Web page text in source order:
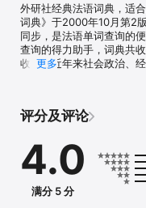
外研社经典法语词典，适
词典》于2000年10月第2
同步，是法语单词查询的
查询的得力助手，词典共
收录了近年来社会政治、
有保障！（版权所有，盗版
词典特色：
（1）官方正版：它是由
（2）四万余词条：除基
外贸、法律、科学、技术
（3）快捷查词：支持通
更多
评分及评论
4.0
满分 5 分